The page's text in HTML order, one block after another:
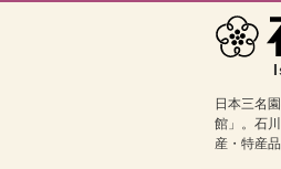
日本三名
館」。石
産・特産